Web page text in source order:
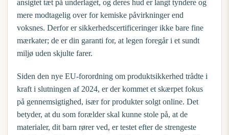
ansigtet tæt på underlaget, og deres hud er langt tyndere og
mere modtagelig over for kemiske påvirkninger end
voksnes. Derfor er sikkerhedscertificeringer ikke bare fine
mærkater; de er din garanti for, at legen foregår i et sundt
miljø uden skjulte farer.
Siden den nye EU-forordning om produktsikkerhed trådte i
kraft i slutningen af 2024, er der kommet et skærpet fokus
på gennemsigtighed, især for produkter solgt online. Det
betyder, at du som forælder skal kunne stole på, at de
materialer, dit barn rører ved, er testet efter de strengeste